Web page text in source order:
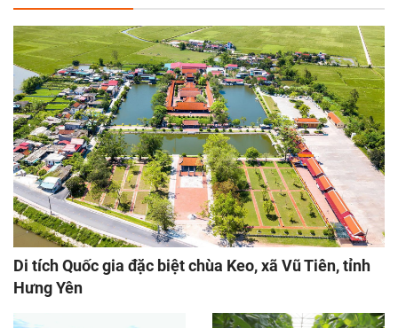
Di tích Quốc gia đặc biệt chùa Keo, xã Vũ Tiên, tỉnh
Hưng Yên